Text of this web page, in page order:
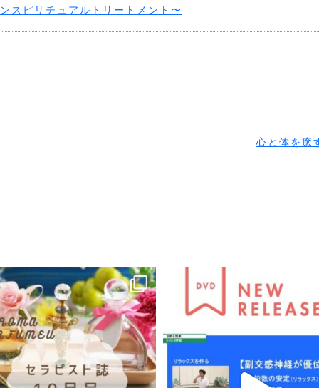
ピリチュアルトリートメント〜
心と体を